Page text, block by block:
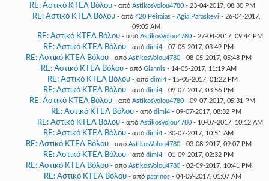
RE: Αστικό ΚΤΕΛ Βόλου - από AstikosVolou4780 - 23-04-2017, 08:30 PM
RE: Αστικό ΚΤΕΛ Βόλου - από 420 Peiraias - Agia Paraskevi - 26-04-2017,
09:05 AM
RE: Αστικό ΚΤΕΛ Βόλου - από AstikosVolou4780 - 27-04-2017, 09:44 PM
RE: Αστικό ΚΤΕΛ Βόλου - από dimi4 - 07-05-2017, 03:49 PM
RE: Αστικό ΚΤΕΛ Βόλου - από AstikosVolou4780- 08-05-2017, 05:48 PM
RE: Αστικό ΚΤΕΛ Βόλου - από Giannis- 14-05-2017, 11:19 AM
RE: Αστικό ΚΤΕΛ Βόλου - από dimi4- 15-05-2017, 01:22 PM
RE: Αστικό ΚΤΕΛ Βόλου - από dimi4 - 09-07-2017, 03:56 PM
RE: Αστικό ΚΤΕΛ Βόλου - από AstikosVolou4780 - 09-07-2017, 05:31 PM
RE: Αστικό ΚΤΕΛ Βόλου - από dimi4 - 09-07-2017, 08:32 PM
RE: Αστικό ΚΤΕΛ Βόλου - από AstikosVolou4780 - 10-07-2017, 10:12 AM
RE: Αστικό ΚΤΕΛ Βόλου - από dimi4 - 30-07-2017, 10:51 AM
RE: Αστικό ΚΤΕΛ Βόλου - από AstikosVolou4780- 03-08-2017, 09:07 PM
RE: Αστικό ΚΤΕΛ Βόλου - από dimi4 - 01-09-2017, 02:32 PM
RE: Αστικό ΚΤΕΛ Βόλου - από AstikosVolou4780- 02-09-2017, 10:41 PM
RE: Αστικό ΚΤΕΛ Βόλου - από patrinos- 04-09-2017, 01:07 AM